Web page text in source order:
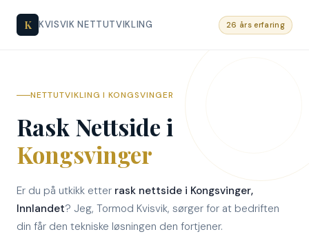
K KVISVIK NETTUTVIKLING 26 års erfaring
NETTUTVIKLING I KONGSVINGER
Rask Nettside i
Kongsvinger
Er du på utkikk etter rask nettside i Kongsvinger,
Innlandet? Jeg, Tormod Kvisvik, sørger for at bedriften
din får den tekniske løsningen den fortjener.